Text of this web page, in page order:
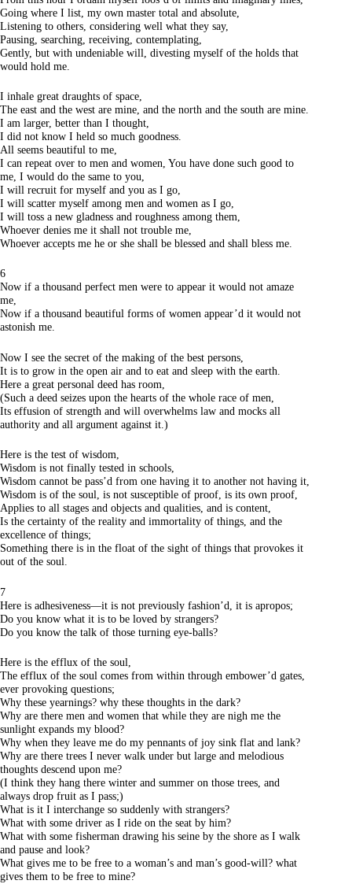
Going where I list, my own master total and absolute,
Listening to others, considering well what they say,
Pausing, searching, receiving, contemplating,
Gently, but with undeniable will, divesting myself of the holds that
would hold me.
I inhale great draughts of space,
The east and the west are mine, and the north and the south are mine.
I am larger, better than I thought,
I did not know I held so much goodness.
All seems beautiful to me,
I can repeat over to men and women, You have done such good to
me, I would do the same to you,
I will recruit for myself and you as I go,
I will scatter myself among men and women as I go,
I will toss a new gladness and roughness among them,
Whoever denies me it shall not trouble me,
Whoever accepts me he or she shall be blessed and shall bless me.
6
Now if a thousand perfect men were to appear it would not amaze
me,
Now if a thousand beautiful forms of women appear’d it would not
astonish me.
Now I see the secret of the making of the best persons,
It is to grow in the open air and to eat and sleep with the earth.
Here a great personal deed has room,
(Such a deed seizes upon the hearts of the whole race of men,
Its effusion of strength and will overwhelms law and mocks all
authority and all argument against it.)
Here is the test of wisdom,
Wisdom is not finally tested in schools,
Wisdom cannot be pass’d from one having it to another not having it,
Wisdom is of the soul, is not susceptible of proof, is its own proof,
Applies to all stages and objects and qualities, and is content,
Is the certainty of the reality and immortality of things, and the
excellence of things;
Something there is in the float of the sight of things that provokes it
out of the soul.
7
Here is adhesiveness—it is not previously fashion’d, it is apropos;
Do you know what it is to be loved by strangers?
Do you know the talk of those turning eye-balls?
Here is the efflux of the soul,
The efflux of the soul comes from within through embower’d gates,
ever provoking questions;
Why these yearnings? why these thoughts in the dark?
Why are there men and women that while they are nigh me the
sunlight expands my blood?
Why when they leave me do my pennants of joy sink flat and lank?
Why are there trees I never walk under but large and melodious
thoughts descend upon me?
(I think they hang there winter and summer on those trees, and
always drop fruit as I pass;)
What is it I interchange so suddenly with strangers?
What with some driver as I ride on the seat by him?
What with some fisherman drawing his seine by the shore as I walk
and pause and look?
What gives me to be free to a woman’s and man’s good-will? what
gives them to be free to mine?